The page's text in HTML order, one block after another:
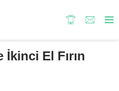
İkinci El Fırın